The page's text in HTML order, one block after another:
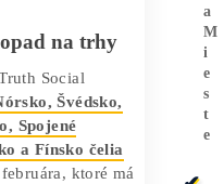
% na 1,97 dolárov a
investorov z
bývalého
Donalda Trumpa,
clami voči krajinám,